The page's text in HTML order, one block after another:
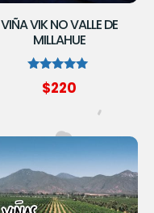
VIÑA VIK NO VALLE DE
MILLAHUE
Avaliação
5.00
$220